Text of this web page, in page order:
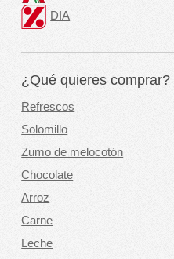
DIA
¿Qué quieres comprar?
Refrescos
Solomillo
Zumo de melocotón
Chocolate
Arroz
Carne
Leche